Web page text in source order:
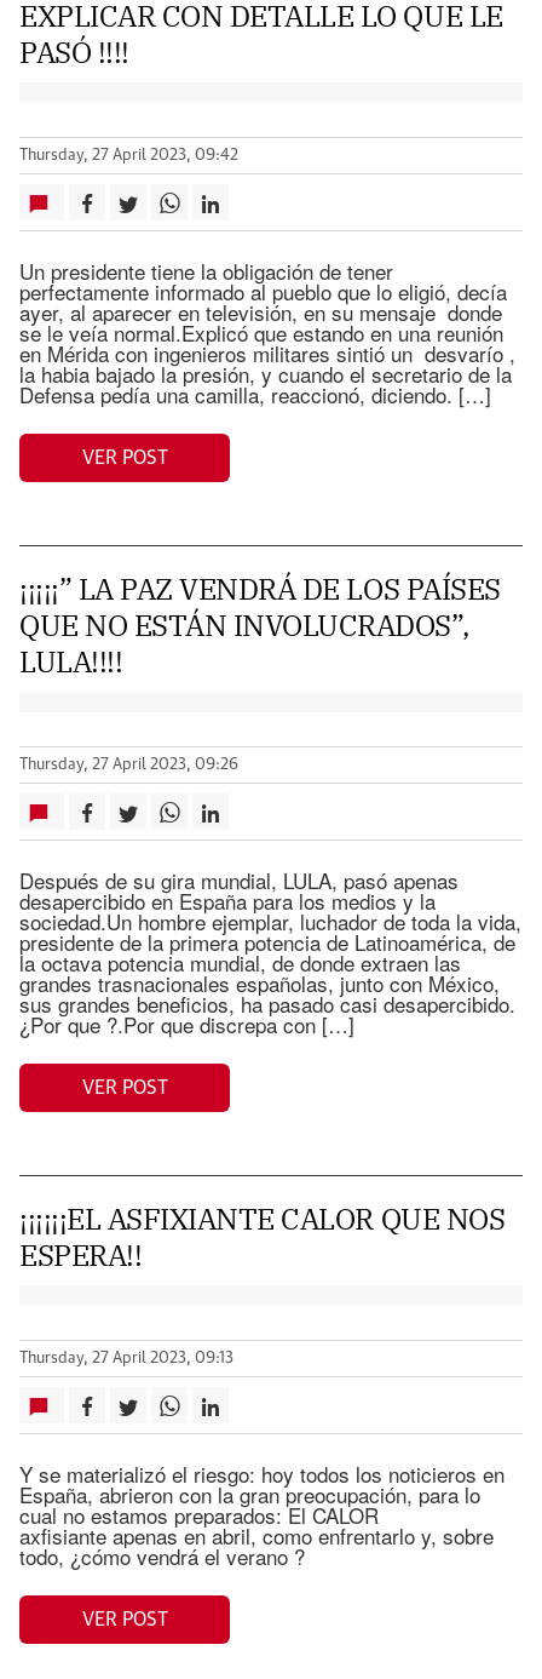
EXPLICAR CON DETALLE LO QUE LE
PASÓ !!!!
Thursday, 27 April 2023, 09:42
Un presidente tiene la obligación de tener
perfectamente informado al pueblo que lo eligió, decía
ayer, al aparecer en televisión, en su mensaje donde
se le veía normal.Explicó que estando en una reunión
en Mérida con ingenieros militares sintió un desvarío ,
la habia bajado la presión, y cuando el secretario de la
Defensa pedía una camilla, reaccionó, diciendo. […]
VER POST
¡¡¡¡¡” LA PAZ VENDRÁ DE LOS PAÍSES
QUE NO ESTÁN INVOLUCRADOS”,
LULA!!!!
Thursday, 27 April 2023, 09:26
Después de su gira mundial, LULA, pasó apenas
desapercibido en España para los medios y la
sociedad.Un hombre ejemplar, luchador de toda la vida,
presidente de la primera potencia de Latinoamérica, de
la octava potencia mundial, de donde extraen las
grandes trasnacionales españolas, junto con México,
sus grandes beneficios, ha pasado casi desapercibido.
¿Por que ?.Por que discrepa con […]
VER POST
¡¡¡¡¡¡EL ASFIXIANTE CALOR QUE NOS
ESPERA!!
Thursday, 27 April 2023, 09:13
Y se materializó el riesgo: hoy todos los noticieros en
España, abrieron con la gran preocupación, para lo
cual no estamos preparados: El CALOR
axfisiante apenas en abril, como enfrentarlo y, sobre
todo, ¿cómo vendrá el verano ?
VER POST